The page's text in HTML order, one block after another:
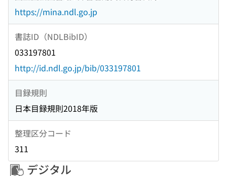
https://mina.ndl.go.jp
書誌ID（NDLBibID）
033197801
http://id.ndl.go.jp/bib/033197801
目録規則
日本目録規則2018年版
整理区分コード
311
デジタル